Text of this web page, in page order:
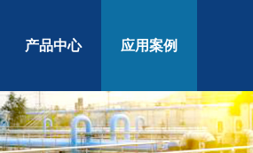
产品中心 应用案例